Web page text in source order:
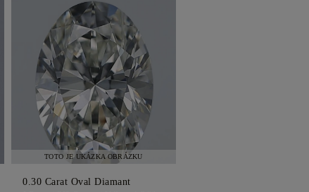
TOTO JE UKÁZKA OBRÁZKU
0.30 Carat Oval Diamant